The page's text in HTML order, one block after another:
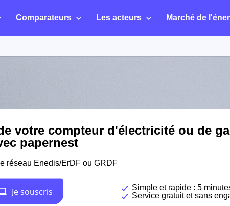
Comparateurs Les acteurs Marché de